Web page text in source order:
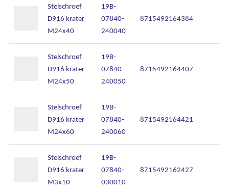
Ons assortiment
Onze merken
Onze diensten
Over Kalkhuis
Contact
Stelschroef
D916 krater
M24x40
19B-
07840-
240040
8715492164384
Stelschroef
D916 krater
M24x50
19B-
07840-
240050
8715492164407
Stelschroef
D916 krater
M24x60
19B-
07840-
240060
8715492164421
Stelschroef
D916 krater
M3x10
19B-
07840-
030010
8715492162427